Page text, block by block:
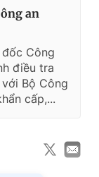
an
Công
điều tra
Bộ Công
cấp,...